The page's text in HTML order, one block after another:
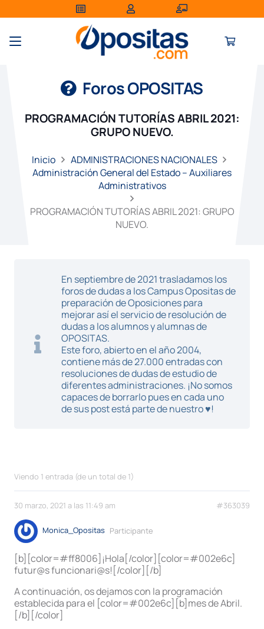
Foros OPOSITAS
PROGRAMACIÓN TUTORÍAS ABRIL 2021:
GRUPO NUEVO.
Inicio
ADMINISTRACIONES NACIONALES
Administración General del Estado – Auxiliares
Administrativos
PROGRAMACIÓN TUTORÍAS ABRIL 2021: GRUPO
NUEVO.
En septiembre de 2021 trasladamos los
foros de dudas a los Campus Opositas de
preparación de Oposiciones para
mejorar así el servicio de resolución de
dudas a los alumnos y alumnas de
OPOSITAS.
Este foro, abierto en el año 2004,
contiene más de 27.000 entradas con
resoluciones de dudas de estudio de
diferentes administraciones. ¡No somos
capaces de borrarlo pues en cada uno
de sus post está parte de nuestro ♥!
Viendo 1 entrada (de un total de 1)
30 marzo, 2021 a las 11:49 am #363039
Monica_Opositas Participante
[b][color=#ff8006]¡Hola[/color][color=#002e6c]
futur@s funcionari@s![/color][/b]
A continuación, os dejamos con la programación
establecida para el [color=#002e6c][b]mes de Abril.
[/b][/color]